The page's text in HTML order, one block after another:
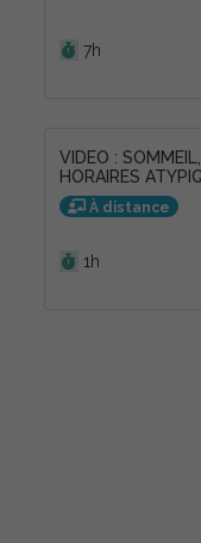
7h
VIDEO :
HORAIRES
À distance
1h